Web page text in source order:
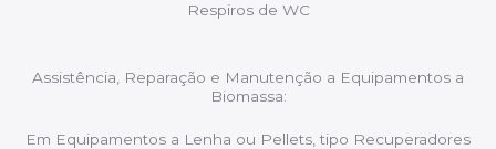
Respiros de WC
Assistência, Reparação e Manutenção a Equipamentos a
Biomassa:
Em Equipamentos a Lenha ou Pellets, tipo Recuperadores